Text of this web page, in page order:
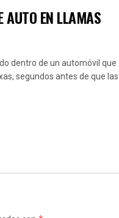
AUTO EN LLAMAS
dentro de un automóvil que
segundos antes de que las